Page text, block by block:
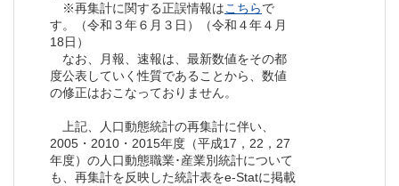
※再集計に関する正誤情報はこちらで
す。（令和３年６月３日）（令和４年４月
18日）
なお、月報、速報は、最新数値をその都
度公表していく性質であることから、数値
の修正はおこなっておりません。
上記、人口動態統計の再集計に伴い、
2005・2010・2015年度（平成17，22，27
年度）の人口動態職業･産業別統計について
も、再集計を反映した統計表をe-Statに掲載